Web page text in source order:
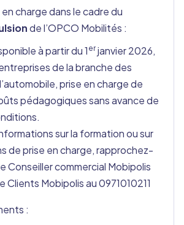
charge dans le cadre du
de l’OPCO Mobilités :
à partir du 1er janvier 2026,
de la branche des
prise en charge de
pédagogiques sans avance de
sur la formation ou sur
de prise en charge, rapprochez-
Conseiller commercial Mobipolis
Clients Mobipolis au 0971010211
: